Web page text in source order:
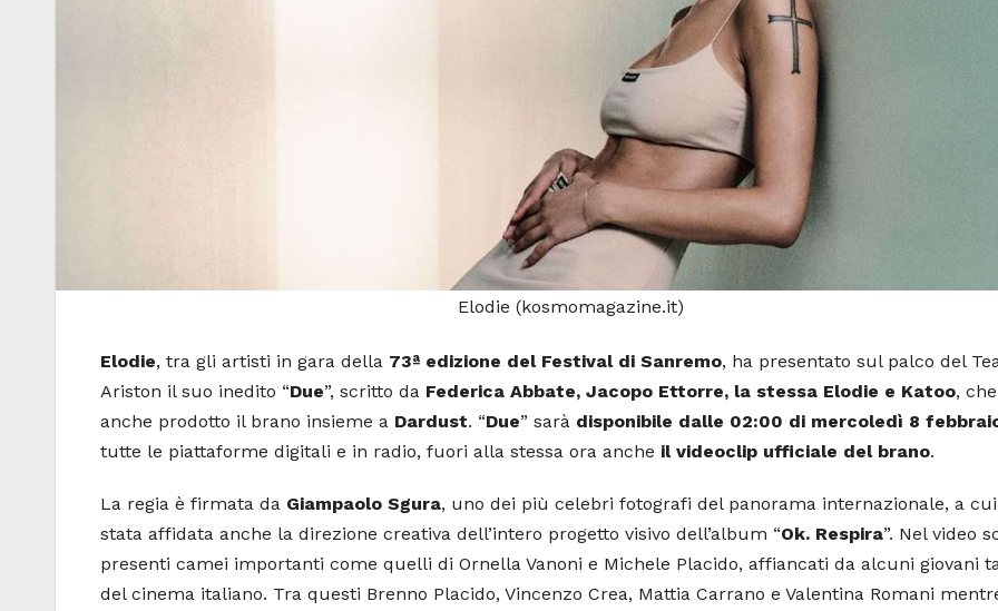
Elodie (kosmomagazine.it)
Elodie, tra gli artisti in gara della 73ª edizione del Festival di Sanremo, ha presentato sul palco del
Ariston il suo inedito “Due”, scritto da Federica Abbate, Jacopo Ettorre, la stessa Elodie e Katoo,
anche prodotto il brano insieme a Dardust. “Due” sarà disponibile dalle 02:00 di mercoledì 8
tutte le piattaforme digitali e in radio, fuori alla stessa ora anche il videoclip ufficiale del brano.
La regia è firmata da Giampaolo Sgura, uno dei più celebri fotografi del panorama internazionale, a
stata affidata anche la direzione creativa dell’intero progetto visivo dell’album “Ok. Respira”. Nel video
presenti camei importanti come quelli di Ornella Vanoni e Michele Placido, affiancati da alcuni giovani
del cinema italiano. Tra questi Brenno Placido, Vincenzo Crea, Mattia Carrano e Valentina Romani